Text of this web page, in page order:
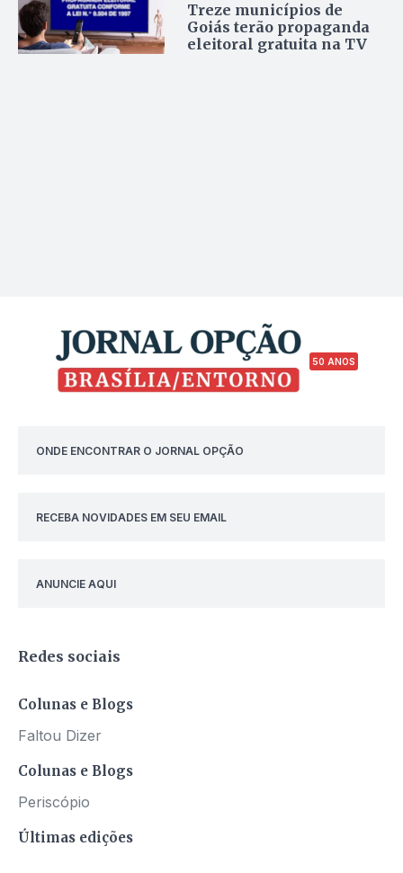
Treze municípios de
Goiás terão propaganda
eleitoral gratuita na TV
50 ANOS
ONDE ENCONTRAR O JORNAL OPÇÃO
RECEBA NOVIDADES EM SEU EMAIL
ANUNCIE AQUI
Redes sociais
Colunas e Blogs
Faltou Dizer
Colunas e Blogs
Periscópio
Últimas edições